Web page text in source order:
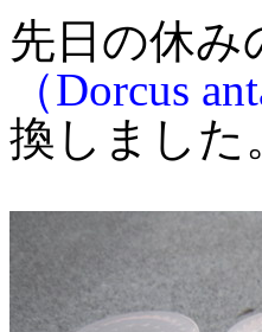
先日の休
（Dorcus
換しました